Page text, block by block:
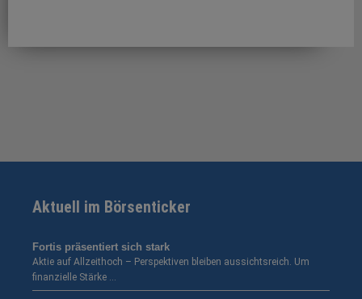
Aktuell im Börsenticker
Fortis präsentiert sich stark
Aktie auf Allzeithoch – Perspektiven bleiben aussichtsreich. Um
finanzielle Stärke …